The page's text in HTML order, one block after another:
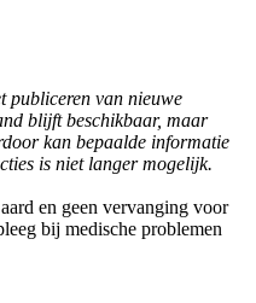
publiceren van nieuwe
blijft beschikbaar, maar
kan bepaalde informatie
is niet langer mogelijk.
en geen vervanging voor
bij medische problemen